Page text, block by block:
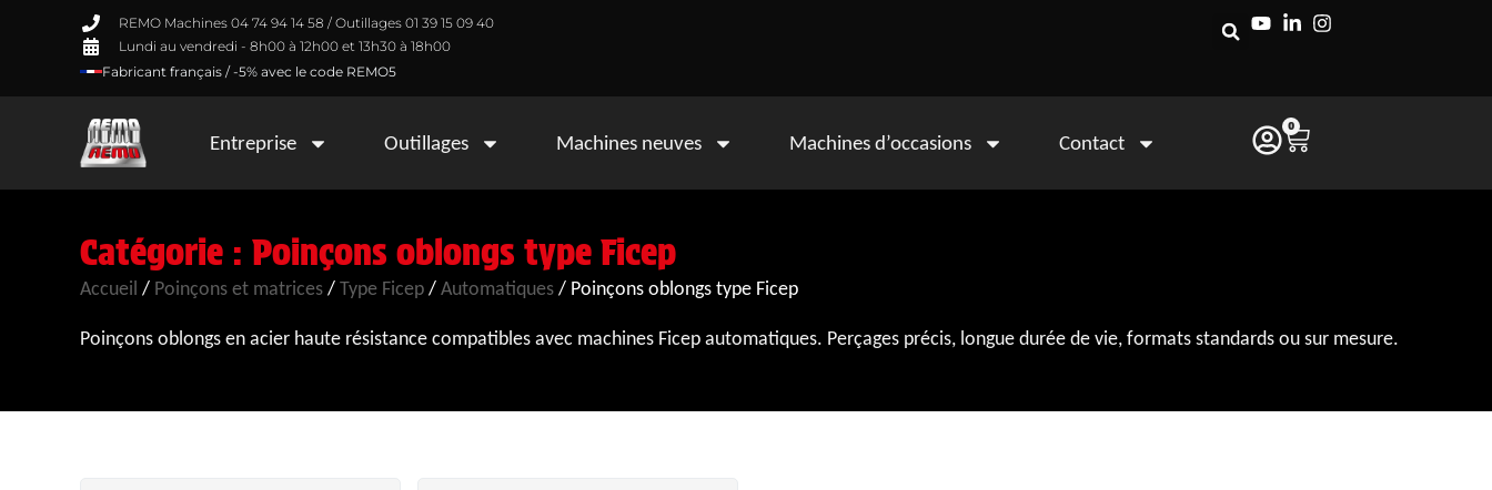
REMO Machines 04 74 94 14 58 / Outillages 01 39 15 09 40
Lundi au vendredi - 8h00 à 12h00 et 13h30 à 18h00
Fabricant français / -5% avec le code REMO5
Entreprise Outillages Machines neuves Machines d’occasions Contact
0
Catégorie : Poinçons oblongs type Ficep
Accueil / Poinçons et matrices/Type Ficep/Automatiques/ Poinçons oblongs type Ficep
Poinçons oblongs en acier haute résistance compatibles avec machines Ficep automatiques. Perçages précis, longue durée de vie, formats standards ou sur mesure.